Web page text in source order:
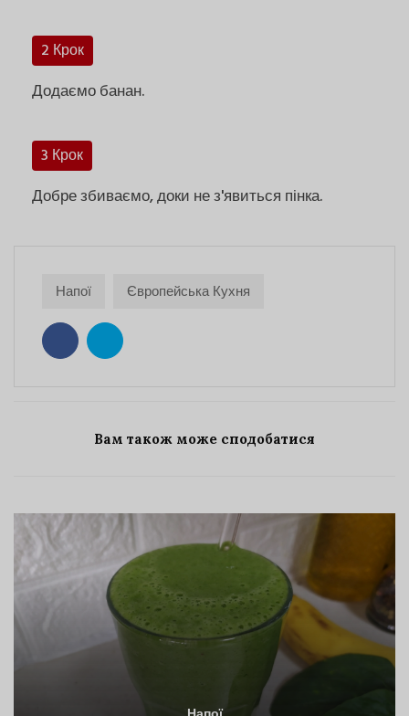
2 Крок
Додаємо банан.
3 Крок
Добре збиваємо, доки не з'явиться пінка.
Напої Європейська Кухня
Вам також може сподобатися